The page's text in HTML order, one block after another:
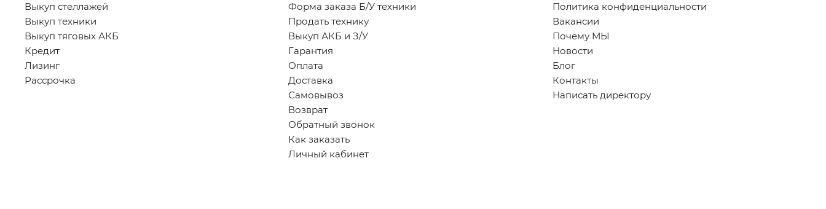
Выкуп стеллажей
Выкуп техники
Выкуп тяговых АКБ
Кредит
Лизинг
Рассрочка
Форма заказа Б/У техники
Продать технику
Выкуп АКБ и З/У
Гарантия
Оплата
Доставка
Самовывоз
Возврат
Обратный звонок
Как заказать
Личный кабинет
Политика конфиденциальности
Вакансии
Почему МЫ
Новости
Блог
Контакты
Написать директору